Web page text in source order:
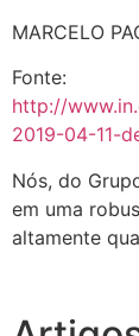
MARCELO
Fonte:
http://
2019-04-11-
Nós, do
em uma
altamente